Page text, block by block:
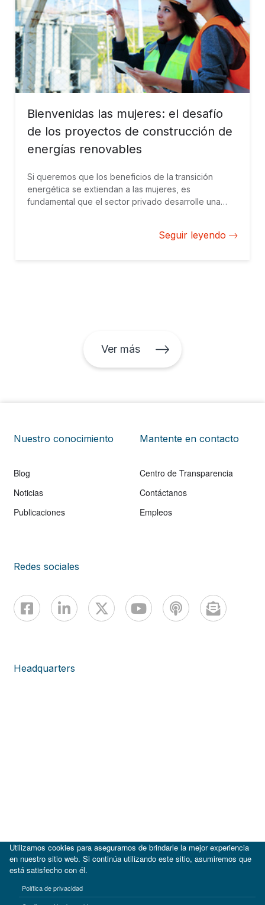
Bienvenidas las mujeres: el desafío
de los proyectos de construcción de
energías renovables
Si queremos que los beneficios de la transición
energética se extiendan a las mujeres, es
fundamental que el sector privado desarrolle una
Seguir leyendo
Ver más
Nuestro conocimiento
Blog
Noticias
Publicaciones
Mantente en contacto
Centro de Transparencia
Contáctanos
Empleos
Redes sociales
Headquarters
Utilizamos cookies para asegurarnos de brindarle la mejor experiencia
en nuestro sitio web. Si continúa utilizando este sitio, asumiremos que
está satisfecho con él.
Política de privacidad